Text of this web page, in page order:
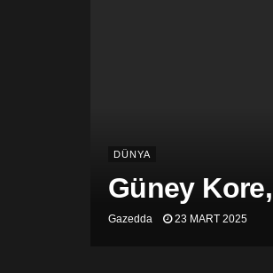
DÜNYA
Güney Kore,
Gazedda 23 MART 2025